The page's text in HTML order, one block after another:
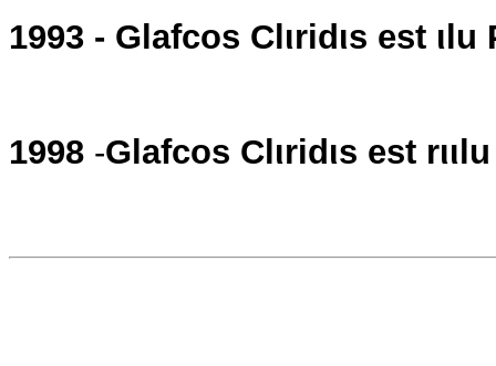
1993 - Glafcos Clιridιs est
1998 -Glafcos Clιridιs est